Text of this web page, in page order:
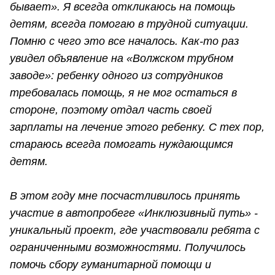
бывает». Я всегда откликаюсь на помощь
детям, всегда помогаю в трудной ситуации.
Помню с чего это все началось. Как-то раз
увидел объявление на «Волжском трубном
заводе»: ребенку одного из сотрудников
требовалась помощь, я не мог остаться в
стороне, поэтому отдал часть своей
зарплаты на лечение этого ребенку. С тех пор,
стараюсь всегда помогать нуждающимся
детям.
В этом году мне посчастливилось принять
участие в автопробеге «Инклюзивный путь» -
уникальный проект, где участвовали ребята с
ограниченными возможностями. Получилось
помочь сбору гуманитарной помощи и